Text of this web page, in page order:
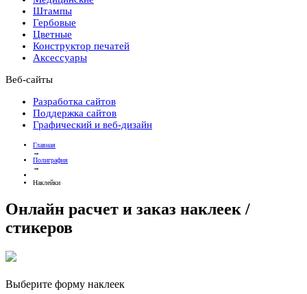
Штампы
Гербовые
Цветные
Конструктор печатей
Аксессуары
Веб-сайты
Разработка сайтов
Поддержка сайтов
Графический и веб-дизайн
Главная
→
Полиграфия
→
Наклейки
Онлайн расчет и заказ наклеек /
стикеров
Выберите форму наклеек